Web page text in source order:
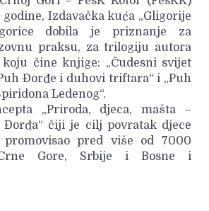
godine, Izdavačka kuća „Gligorije
dobila je priznanje za
praksu, za trilogiju autora
čine knjige: „Čudesni svijet
Đorđe i duhovi triftara“ i „Puh
Ledenog“.
„Priroda, djeca, mašta –
čiji je cilj povratak djece
pred više od 7000
Gore, Srbije i Bosne i